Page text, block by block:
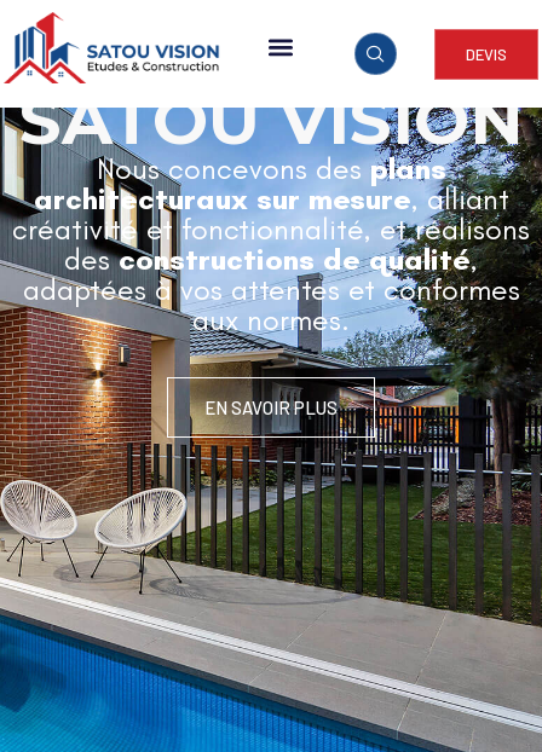
DEVIS
ARCHITECTURE & CONSTRUCTION
SATOU VISION
Nous concevons desplans
architecturaux sur mesure, alliant
créativité et fonctionnalité, et réalisons
desconstructions de qualité,
adaptées à vos attentes et conformes
aux normes.
EN SAVOIR PLUS